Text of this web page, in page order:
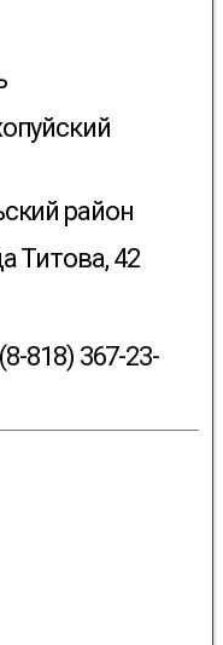
район
Титова, 42
818) 367-23-